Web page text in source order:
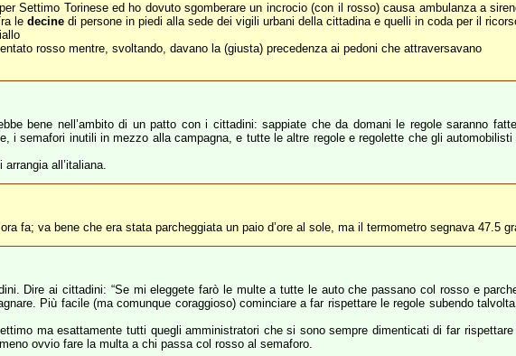
Settimo Torinese ed ho dovuto sgomberare un incrocio (con il rosso) causa ambulanza a
le decine di persone in piedi alla sede dei vigili urbani della cittadina e quelli in coda per il
rosso mentre, svoltando, davano la (giusta) precedenza ai pedoni che attraversavano
bene nell’ambito di un patto con i cittadini: sappiate che da domani le regole saranno
i semafori inutili in mezzo alla campagna, e tutte le altre regole e regolette che gli
all’italiana.
fa; va bene che era stata parcheggiata un paio d’ore al sole, ma il termometro segnava 47.5
Dire ai cittadini: “Se mi eleggete farò le multe a tutte le auto che passano col rosso e
Più facile (ma comunque coraggioso) cominciare a far rispettare le regole subendo
ma esattamente tutti quegli amministratori che si sono sempre dimenticati di far
ovvio fare la multa a chi passa col rosso al semaforo.